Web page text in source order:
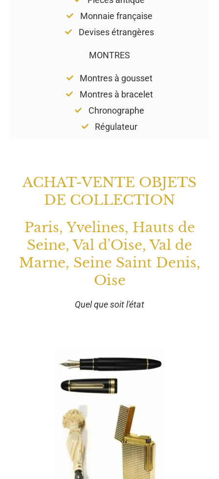
Monnaie française
Devises étrangères
MONTRES
Montres à gousset
Montres à bracelet
Chronographe
Régulateur
ACHAT-VENTE OBJETS
DE COLLECTION
Paris, Yvelines, Hauts de
Seine, Val d'Oise, Val de
Marne, Seine Saint Denis,
Oise
Quel que soit l'état